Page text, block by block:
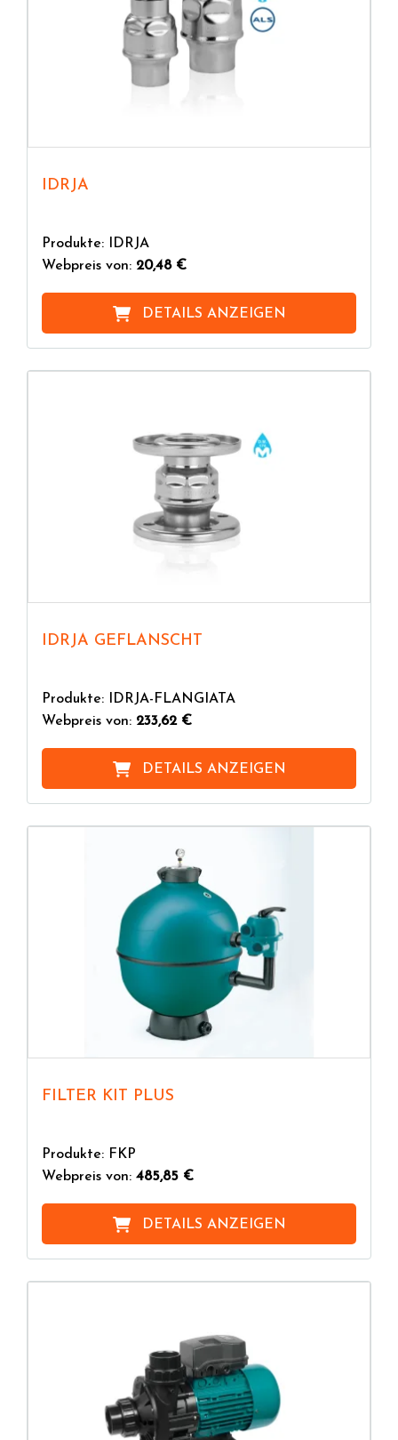
IDRJA
Produkte: IDRJA
Webpreis von: 20,48 €
DETAILS ANZEIGEN
IDRJA GEFLANSCHT
Produkte: IDRJA-FLANGIATA
Webpreis von: 233,62 €
DETAILS ANZEIGEN
FILTER KIT PLUS
Produkte: FKP
Webpreis von: 485,85 €
DETAILS ANZEIGEN